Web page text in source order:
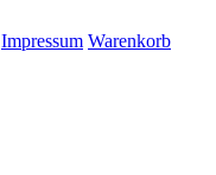
Impressum Warenkorb